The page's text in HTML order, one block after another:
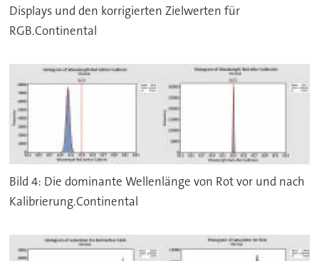
Displays und den korrigierten Zielwerten für
RGB.Continental
Bild 4: Die dominante Wellenlänge von Rot vor und nach
Kalibrierung.Continental